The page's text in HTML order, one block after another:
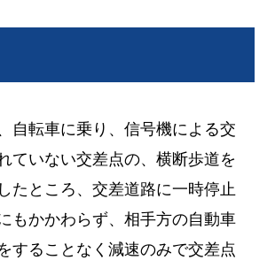
自転車に乗り、信号機による交
ていない交差点の、横断歩道を
たところ、交差道路に一時停止
もかかわらず、相手方の自動車
することなく減速のみで交差点